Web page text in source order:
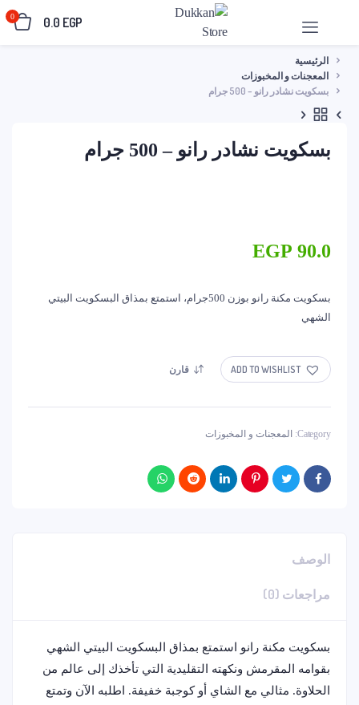
0.0 EGP
0
الرئيسية
المعجنات و المخبوزات
بسكويت نشادر رانو – 500 جرام
بسكويت نشادر رانو – 500 جرام
90.0
EGP
بسكويت مكنة رانو بوزن 500جرام، استمتع بمذاق البسكويت البيتي
الشهي
ADD TO WISHLIST قارن
Category: المعجنات و المخبوزات
الوصف
مراجعات (0)
بسكويت مكنة رانو استمتع بمذاق البسكويت البيتي الشهي
بقوامه المقرمش ونكهته التقليدية التي تأخذك إلى عالم من
الحلاوة. مثالي مع الشاي أو كوجبة خفيفة. اطلبه الآن وتمتع